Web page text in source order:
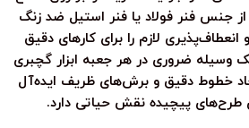
از جنس فنر فولاد یا فنر استیل ضد زنگ
لازم را برای کارهای دقیق
وسیله ضروری در هر جعبه ابزار گچبری
خطوط دقیق و برش‌های ظریف ایده‌آل
طرح‌های پیچیده نقش حیاتی دارد.